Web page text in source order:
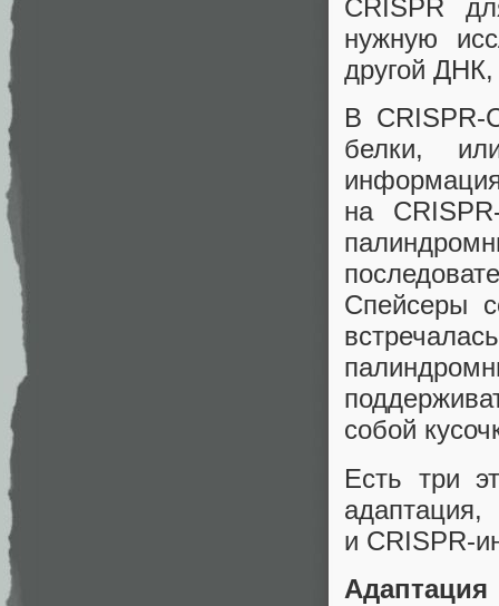
CRISPR
нужную
другой ДНК,
В
белки,
на
Спейсеры
собой
Есть три
и
Адаптация